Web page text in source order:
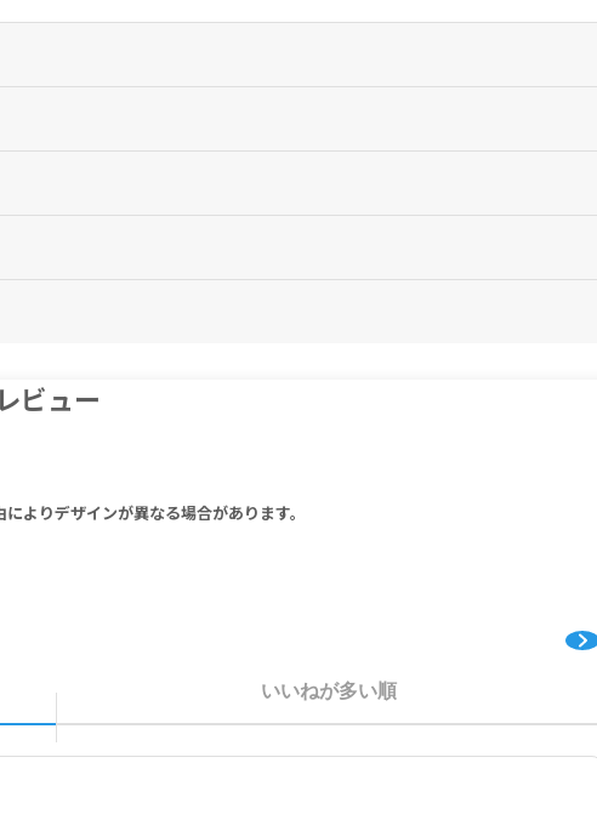
。
。
ではありません。1日の摂取目安量を必ず守り、過剰な摂取はお控えください。
相談ください。
使用を中止し、医師の診察をお受けください。
(as Magnesium Citrate) 26mg, Zinc (as Zinc Citrate) 14mg
KSM-66 Ashwagandha Extract (Root) 300mg
Extract (Fruit) 100mg
ビュー
よりデザインが異なる場合があります。
いいねが多い順